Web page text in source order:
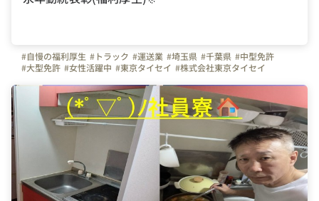
#自慢の福利厚生 #トラック #運送業 #埼玉県 #千葉県 #中型免許
#大型免許 #女性活躍中 #東京タイセイ #株式会社東京タイセイ